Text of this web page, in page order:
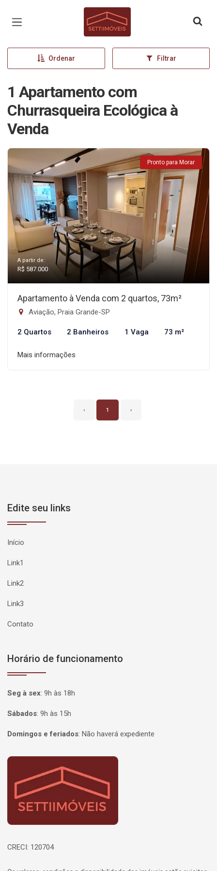
Página inicial
Ordenar Filtrar
1 Apartamento com
Churrasqueira Ecológica à
Venda
Pronto para Morar
A partir de:
R$ 587.000
Apartamento à Venda com 2 quartos, 73m²
Aviação, Praia Grande-SP
2 Quartos 2 Banheiros 1 Vaga 73 m²
Mais informações
‹ 1 ›
Edite seu links
Início
Link1
Link2
Link3
Contato
Horário de funcionamento
Seg à sex: 9h às 18h
Sábados: 9h às 15h
Domingos e feriados: Não haverá expediente
Página inicial
CRECI: 120704